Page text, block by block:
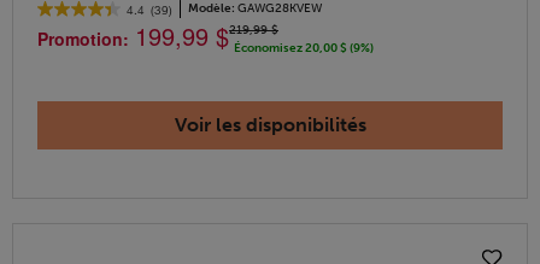
4.4 (39) Modèle: GAWG28KVEW
Promotion: 199,99 $219,99 $
Économisez 20,00 $ (9%)
Voir les disponibilités